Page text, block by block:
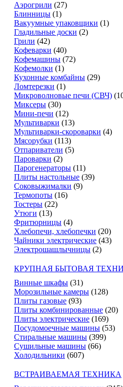
Аэрогрили (27)
Блинницы (1)
Вакуумные упаковщики (1)
Гладильные доски (2)
Грили (42)
Кофеварки (40)
Кофемашины (72)
Кофемолки (1)
Кухонные комбайны (29)
Ломтерезки (1)
Микроволновые печи (СВЧ)
Миксеры (30)
Мини-печи (12)
Мультиварки (13)
Мультиварки-скороварки (4)
Мясорубки (113)
Отпариватели (5)
Пароварки (2)
Парогенераторы (11)
Плиты настольные (39)
Соковыжималки (9)
Термопоты (16)
Тостеры (22)
Утюги (13)
Фритюрницы (4)
Хлебопечи, хлебопечки (20)
Чайники электрические (43)
Электрошашлычницы (2)
КРУПНАЯ БЫТОВАЯ
Винные шкафы (31)
Морозильные камеры (128)
Плиты газовые (93)
Плиты комбинированные (20)
Плиты электрические (169)
Посудомоечные машины (53)
Стиральные машины (399)
Сушильные машины (66)
Холодильники (607)
ВСТРАИВАЕМАЯ ТЕХНИКА